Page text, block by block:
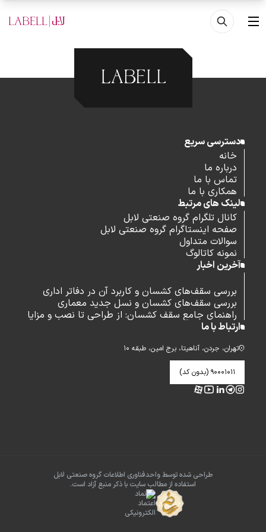
رفتن به محتوای اصلی
منو
دسترسی سریع
خانه
درباره ما
تماس با ما
همکاری با ما
لینک های مرتبط
کانال تلگرام گروه صنعتی لابل
صفحه اینستاگرام گروه صنعتی لابل
سوالات متداول
نمونه کاتالوگ
آخرین اخبار
بررسی سقف‌های کشسان و کاربرد آن در دفاتر اداری
بررسی سقف‌های کشسان و نسل جدید معماری
راهنمای جامع سقف کشسان: از طراحی تا نصب و مزایا
ارتباط با ما
تهران، جردن، آناهیتا، برج امین، طبقه ۱۰
۹۰۰۰۱۰۱۱ (بدون کد)
طراحی شده توسط واحدفناوری اطلاعات گروه صنعتی لابل
استفاده از مطالب سایت با ذکر منبع آزاد است.